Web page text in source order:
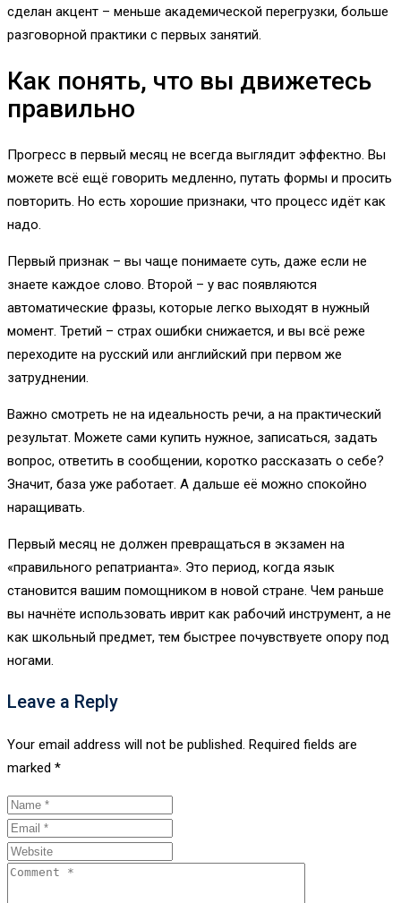
сделан акцент – меньше академической перегрузки, больше
разговорной практики с первых занятий.
Как понять, что вы движетесь
правильно
Прогресс в первый месяц не всегда выглядит эффектно. Вы
можете всё ещё говорить медленно, путать формы и просить
повторить. Но есть хорошие признаки, что процесс идёт как
надо.
Первый признак – вы чаще понимаете суть, даже если не
знаете каждое слово. Второй – у вас появляются
автоматические фразы, которые легко выходят в нужный
момент. Третий – страх ошибки снижается, и вы всё реже
переходите на русский или английский при первом же
затруднении.
Важно смотреть не на идеальность речи, а на практический
результат. Можете сами купить нужное, записаться, задать
вопрос, ответить в сообщении, коротко рассказать о себе?
Значит, база уже работает. А дальше её можно спокойно
наращивать.
Первый месяц не должен превращаться в экзамен на
«правильного репатрианта». Это период, когда язык
становится вашим помощником в новой стране. Чем раньше
вы начнёте использовать иврит как рабочий инструмент, а не
как школьный предмет, тем быстрее почувствуете опору под
ногами.
Leave a Reply
Your email address will not be published. Required fields are
marked *